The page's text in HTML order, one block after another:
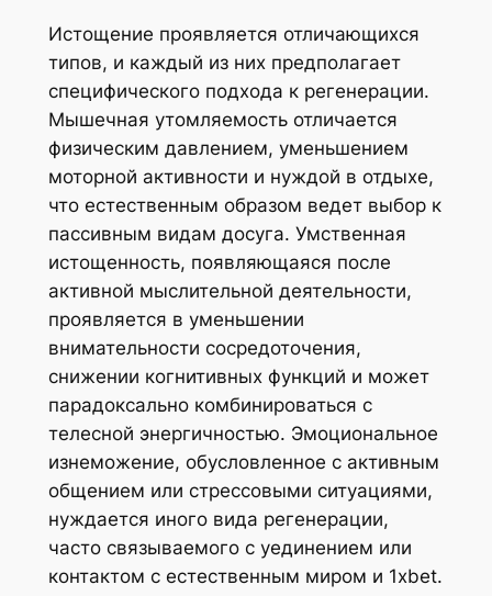
Истощение проявляется отличающихся
типов, и каждый из них предполагает
специфического подхода к регенерации.
Мышечная утомляемость отличается
физическим давлением, уменьшением
моторной активности и нуждой в отдыхе,
что естественным образом ведет выбор к
пассивным видам досуга. Умственная
истощенность, появляющаяся после
активной мыслительной деятельности,
проявляется в уменьшении
внимательности сосредоточения,
снижении когнитивных функций и может
парадоксально комбинироваться с
телесной энергичностью. Эмоциональное
изнеможение, обусловленное с активным
общением или стрессовыми ситуациями,
нуждается иного вида регенерации,
часто связываемого с уединением или
контактом с естественным миром и 1xbet.